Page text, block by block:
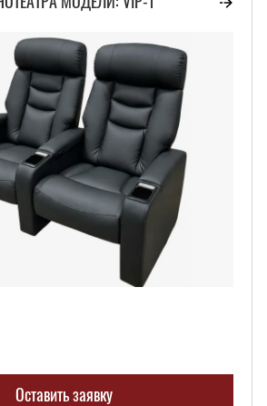
МОДЕЛИ: VIP-1
Оставить заявку